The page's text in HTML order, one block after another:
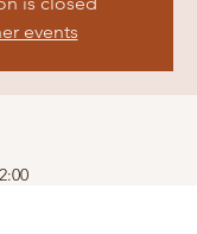
events